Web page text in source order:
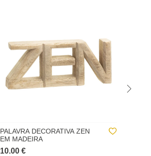
GLOBO EM CORTIÇA
20X15CM COM SUPORTE DE
METAL
25.00 €